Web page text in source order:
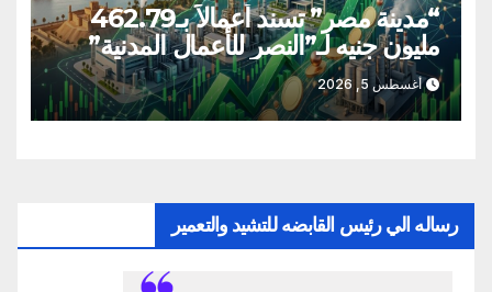
“مدينة مصر” تسند أعمالاً بـ462.79
مليون جنيه لـ”النصر للأعمال المدنية”
أغسطس 5, 2026
رساله الي رئيس القابضه للتشيد والتعمير